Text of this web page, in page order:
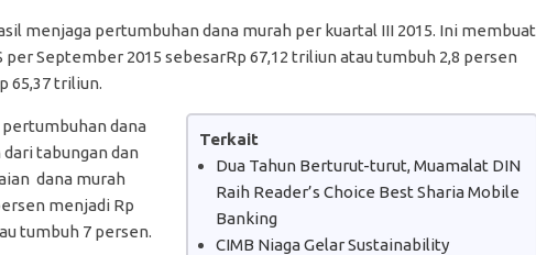
menjaga pertumbuhan dana murah per kuartal III 2015. Ini membuat
per September 2015 sebesarRp 67,12 triliun atau tumbuh 2,8 persen
65,37 triliun.
Terkait
Dua Tahun Berturut-turut, Muamalat DIN
Raih Reader’s Choice Best Sharia Mobile
Banking
CIMB Niaga Gelar Sustainability
dana
tabungan dan
dana murah
menjadi Rp
tumbuh 7 persen.